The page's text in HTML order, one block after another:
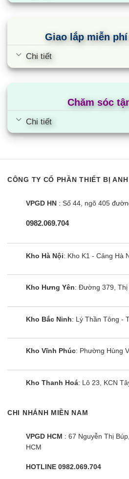
Giao lắp miễn
Chi tiết
Chăm sóc
Chi tiết
CÔNG TY CỔ PHẦN THIẾT BỊ
VPGD HN : Số 44, ngõ 405
0982.069.704
Kho Hà Nội: Kho K1 - Cảng Hà
Kho Hưng Yên: Đường 379, Thị
Kho Bắc Ninh: Lý Thần Tông -
Kho Vĩnh Phúc: Phường Hùng
Kho Thanh Hoá: Lô 23, KCN
CHI NHÁNH MIỀN NAM
VPGD HCM : 67 Nguyễn Thị
HCM
HOTLINE 0982.069.704